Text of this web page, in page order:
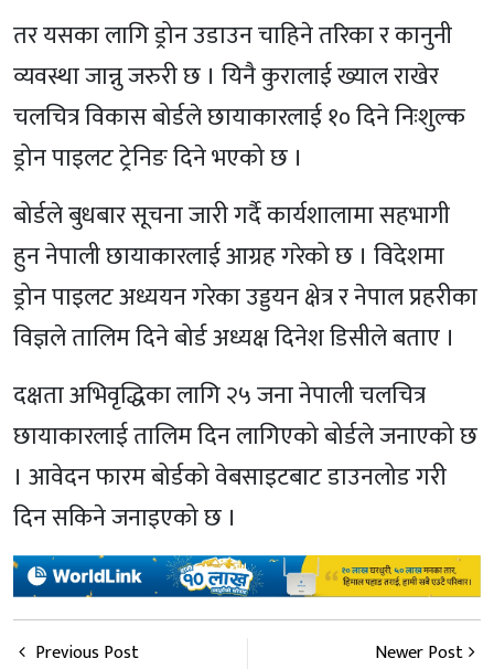
तर यसका लागि ड्रोन उडाउन चाहिने तरिका र कानुनी
व्यवस्था जान्नु जरुरी छ । यिनै कुरालाई ख्याल राखेर
चलचित्र विकास बोर्डले छायाकारलाई १० दिने निःशुल्क
ड्रोन पाइलट ट्रेनिङ दिने भएको छ ।
बोर्डले बुधबार सूचना जारी गर्दै कार्यशालामा सहभागी
हुन नेपाली छायाकारलाई आग्रह गरेको छ । विदेशमा
ड्रोन पाइलट अध्ययन गरेका उड्डयन क्षेत्र र नेपाल प्रहरीका
विज्ञले तालिम दिने बोर्ड अध्यक्ष दिनेश डिसीले बताए ।
दक्षता अभिवृद्धिका लागि २५ जना नेपाली चलचित्र
छायाकारलाई तालिम दिन लागिएको बोर्डले जनाएको छ
। आवेदन फारम बोर्डको वेबसाइटबाट डाउनलोड गरी
दिन सकिने जनाइएको छ ।
Previous Post
Newer Post